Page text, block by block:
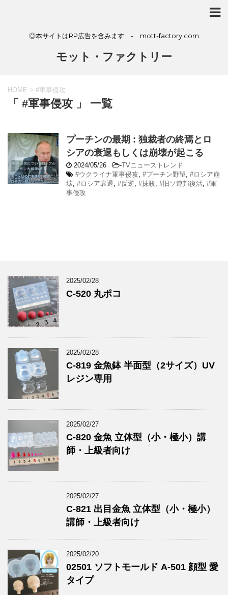
◎本サイトはRP広告を含みます - mott-factory.com
モット・ファクトリー
HOME > #軍事侵攻
「 #軍事侵攻 」 一覧
プーチンの最期 : 独裁者の終焉とロ
シアの衰退もしくは崩壊が起こる
2024/05/26 -TVニューストレンド
#ウクライナ軍事侵攻, #プーチン野望, #ロシア崩
壊, #ロシア衰退, #反逆, #抹殺, #旧ソ連邦復活, #軍
事侵攻
2025/02/28
C-520 丸ポコ
2025/02/28
C-819 金魚鉢 半面型（2サイズ）UV
レジン専用
2025/02/27
C-820 金魚 立体型（小・極小）講
師・上級者向け
2025/02/27
C-821 出目金魚 立体型（小・極小）
講師・上級者向け
2025/02/20
02501 ソフトモールド A-501 顔型 愛
タイプ